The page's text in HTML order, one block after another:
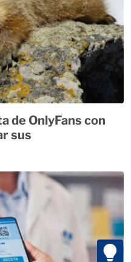
de OnlyFans con
sus